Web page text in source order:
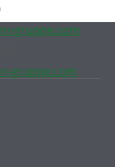
gruppe.com
gruppe.com